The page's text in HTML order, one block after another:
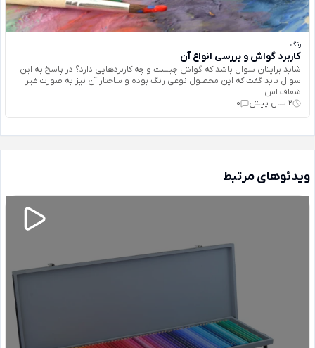
رنگ
کاربرد گواش و بررسی انواع آن
شاید برایتان سوال باشد که گواش چیست و چه کاربردهایی دارد؟ در پاسخ به این
سوال باید گفت که این محصول نوعی رنگ بوده و ساختار آن نیز به صورت غیر
شفاف اس...
2 سال پیش
0
ویدئوهای مرتبط